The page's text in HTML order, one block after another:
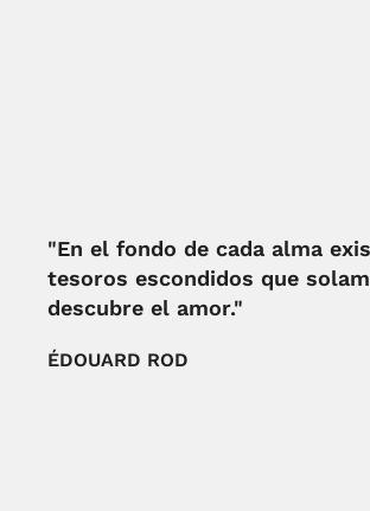
"En el fondo de cada alma
tesoros escondidos que
descubre el amor."
ÉDOUARD ROD